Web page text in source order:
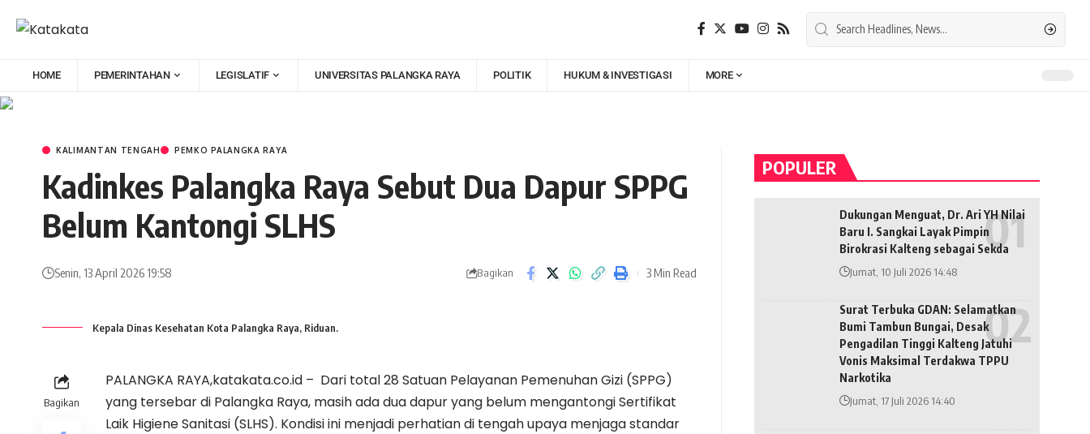
HOME PEMERINTAHAN LEGISLATIF UNIVERSITAS PALANGKA RAYA POLITIK HUKUM & INVESTIGASI MORE
KALIMANTAN TENGAH PEMKO PALANGKA RAYA
Kadinkes Palangka Raya Sebut Dua Dapur SPPG
Belum Kantongi SLHS
Senin, 13 April 2026 19:58 Bagikan 3 Min Read
Kepala Dinas Kesehatan Kota Palangka Raya, Riduan.
Bagikan
PALANGKA RAYA,katakata.co.id – Dari total 28 Satuan Pelayanan Pemenuhan Gizi (SPPG)
yang tersebar di Palangka Raya, masih ada dua dapur yang belum mengantongi Sertifikat
Laik Higiene Sanitasi (SLHS). Kondisi ini menjadi perhatian di tengah upaya menjaga standar
POPULER
Dukungan Menguat, Dr. Ari YH Nilai
Baru I. Sangkai Layak Pimpin
Birokrasi Kalteng sebagai Sekda
Jumat, 10 Juli 2026 14:48
Surat Terbuka GDAN: Selamatkan
Bumi Tambun Bungai, Desak
Pengadilan Tinggi Kalteng Jatuhi
Vonis Maksimal Terdakwa TPPU
Narkotika
Jumat, 17 Juli 2026 14:40